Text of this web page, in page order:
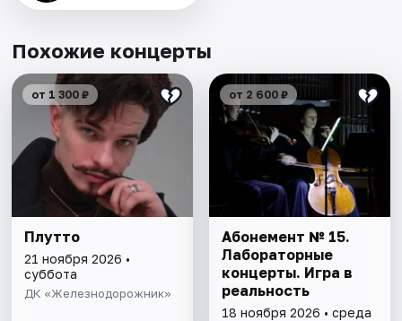
Похожие концерты
от 1 300 ₽
Плутто
21 ноября 2026 •
суббота
ДК «Железнодорожник»
от 2 600 ₽
Абонемент № 15.
Лабораторные
концерты. Игра в
реальность
18 ноября 2026 • среда